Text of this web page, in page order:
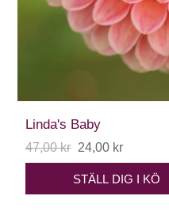
Linda's Baby
47,00 kr 24,00 kr
STÄLL DIG I KÖ